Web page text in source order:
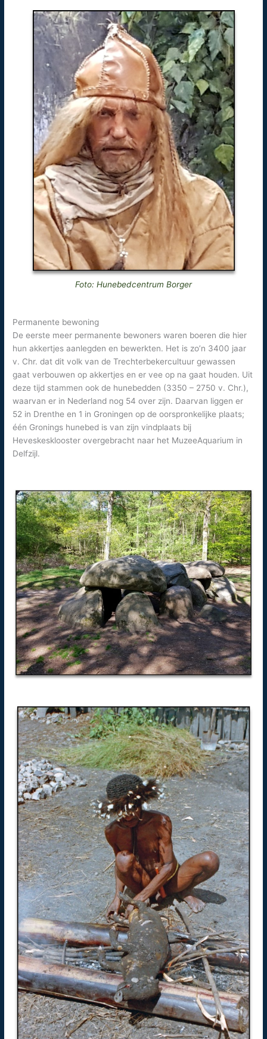
Foto: Hunebedcentrum Borger
Permanente bewoning
De eerste meer permanente bewoners waren boeren die hier
hun akkertjes aanlegden en bewerkten. Het is zo’n 3400 jaar
v. Chr. dat dit volk van de Trechterbekercultuur gewassen
gaat verbouwen op akkertjes en er vee op na gaat houden. Uit
deze tijd stammen ook de hunebedden (3350 – 2750 v. Chr.),
waarvan er in Nederland nog 54 over zijn. Daarvan liggen er
52 in Drenthe en 1 in Groningen op de oorspronkelijke plaats;
één Gronings hunebed is van zijn vindplaats bij
Heveskesklooster overgebracht naar het MuzeeAquarium in
Delfzijl.